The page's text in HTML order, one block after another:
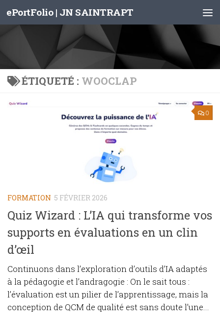
Skip to content
ePortFolio | JN SAINTRAPT
ÉTIQUETÉ : WOOCLAP
0
FORMATION 5 FÉVRIER 2026
Quiz Wizard : L’IA qui transforme vos
supports en évaluations en un clin
d’œil
Continuons dans l’exploration d’outils d’IA adaptés
à la pédagogie et l’andragogie : On le sait tous :
l’évaluation est un pilier de l’apprentissage, mais la
conception de QCM de qualité est sans doute l’une...